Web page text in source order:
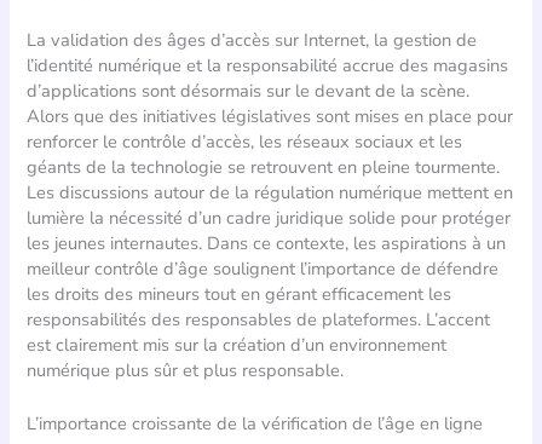
La validation des âges d’accès sur Internet, la gestion de
l’identité numérique et la responsabilité accrue des magasins
d’applications sont désormais sur le devant de la scène.
Alors que des initiatives législatives sont mises en place pour
renforcer le contrôle d’accès, les réseaux sociaux et les
géants de la technologie se retrouvent en pleine tourmente.
Les discussions autour de la régulation numérique mettent en
lumière la nécessité d’un cadre juridique solide pour protéger
les jeunes internautes. Dans ce contexte, les aspirations à un
meilleur contrôle d’âge soulignent l’importance de défendre
les droits des mineurs tout en gérant efficacement les
responsabilités des responsables de plateformes. L’accent
est clairement mis sur la création d’un environnement
numérique plus sûr et plus responsable.
L’importance croissante de la vérification de l’âge en ligne